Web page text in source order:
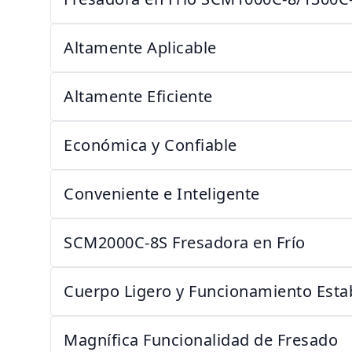
Altamente Aplicable
Altamente Eficiente
Económica y Confiable
Conveniente e Inteligente
SCM2000C-8S Fresadora en Frío
Cuerpo Ligero y Funcionamiento
Magnífica Funcionalidad de Fresado